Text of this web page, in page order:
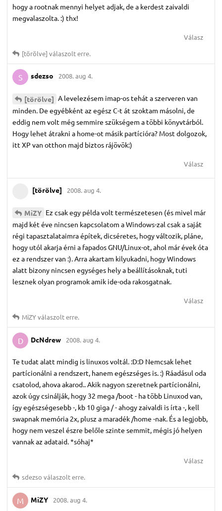
hogy a rootnak mennyi helyet adjak, de a kerdest zaivaldi
megvalaszolta. :) thx!
Válasz
[törölve] válaszolt erre.
S sdezso 2008. aug 4.
[törölve] A levelezésem imap-os tehát a szerveren van
minden. De egyébként az egész C-t át szoktam másolni, de
eddig nem volt még semmire szükségem a többi könyvtárból.
Hogy lehet átrakni a home-ot másik partícióra? Most dolgozok,
itt XP van otthon majd biztos rájövök:)
Válasz
[törölve] 2008. aug 4.
MiZY Ez csak egy példa volt természetesen (és mivel már
majd két éve nincsen kapcsolatom a Windows-zal csak a saját
régi tapasztalataimra építek, dicséretes, hogy változik, pláne,
hogy utól akarja érni a fapados GNU/Linux-ot, ahol már évek óta
ez a rendszer van :). Arra akartam kilyukadni, hogy Windows
alatt bizony nincsen egységes hely a beállításoknak, tuti
lesznek olyan programok amik ide-oda rakosgatnak.
Válasz
MiZYválaszolt erre.
D DcNdrew 2008. aug 4.
Te tudat alatt mindig is linuxos voltál. :D:D Nemcsak lehet
partícionálni a rendszert, hanem egészséges is. :) Ráadásul oda
csatolod, ahova akarod.. Akik nagyon szeretnek partícionálni,
azok úgy csinálják, hogy 32 mega /boot - ha több Linuxod van,
így egészségesebb -, kb 10 giga / - ahogy zaivaldi is írta -, kell
swapnak memória 2x, plusz a maradék /home -nak. És a legjobb,
hogy nem veszel észre belőle szinte semmit, mégis jó helyen
vannak az adataid. *sóhaj*
Válasz
sdezso válaszolt erre.
M MiZY 2008. aug 4.